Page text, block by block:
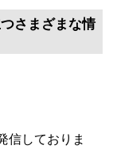
さまざまな情
信しておりま